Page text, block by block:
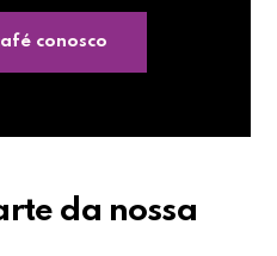
conosco
da nossa